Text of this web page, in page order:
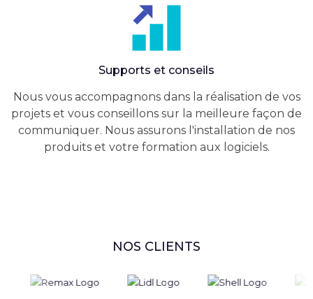
Supports et conseils
Nous vous accompagnons dans la réalisation de vos
projets et vous conseillons sur la meilleure façon de
communiquer. Nous assurons l'installation de nos
produits et votre formation aux logiciels.
NOS CLIENTS